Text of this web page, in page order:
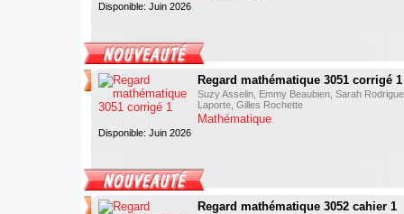
Disponible: Juin 2026
Regard mathématique 3051 corrigé 1
Suzy Asselin, Emmy Beaubien, Sarah
Laporte, Gilles Rochette
Mathématique
Disponible: Juin 2026
Regard mathématique 3052 cahier 1